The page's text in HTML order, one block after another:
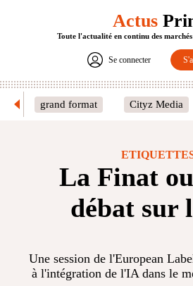
Actus
Toute l'actualité en continu des
Se connecter
grand format Cityz Media
La Finat
débat sur
Une session de l'European
à l'intégration de l'IA dans le